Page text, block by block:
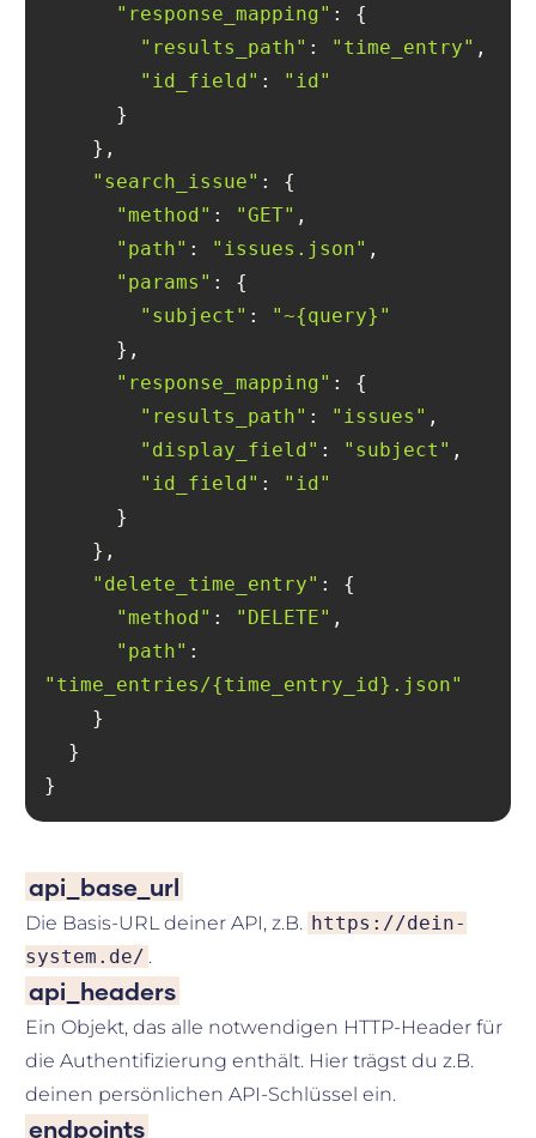
"response_mapping"
"results_path" : "time_entry"
"id_field" :
"id"
"search_issue"
"method" : "GET"
"path" : "issues.json"
"params"
"subject" :
"~{query}"
"response_mapping"
"results_path" : "issues"
"display_field" : "subject"
"id_field" :
"id"
"delete_time_entry"
"method" : "DELETE"
"path"
"time_entries/{time_entry_id}.json"
}
api_base_url
Die Basis-URL deiner API, z.B. https://dein-
system.de/ .
api_headers
Ein Objekt, das alle notwendigen HTTP-Header für
die Authentifizierung enthält. Hier trägst du z.B.
deinen persönlichen API-Schlüssel ein.
endpoints